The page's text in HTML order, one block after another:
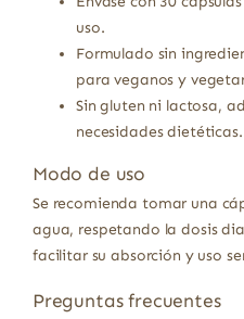
uso.
Formulado sin
para veganos y
Sin gluten ni lactosa,
necesidades dietéticas.
Modo de uso
Se recomienda tomar una
agua, respetando la dosis
facilitar su absorción y uso
Preguntas frecuentes